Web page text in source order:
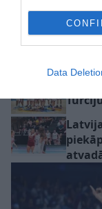
Data
ceturtdaļfināls